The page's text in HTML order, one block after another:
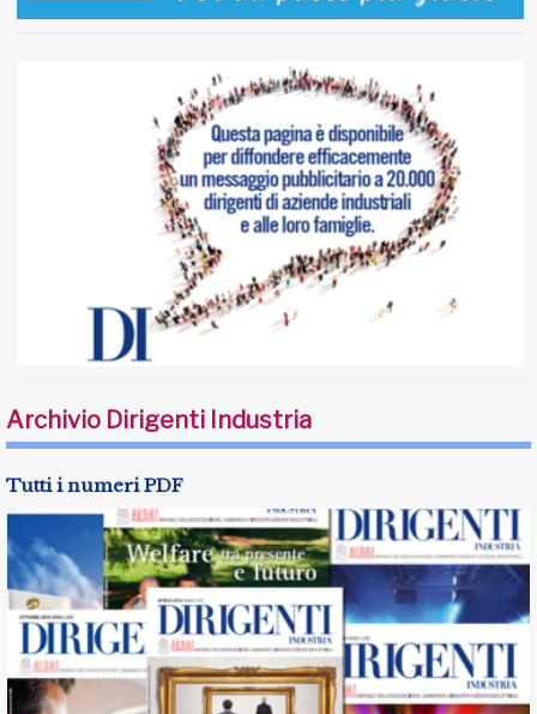
Archivio Dirigenti Industria
Tutti i numeri PDF